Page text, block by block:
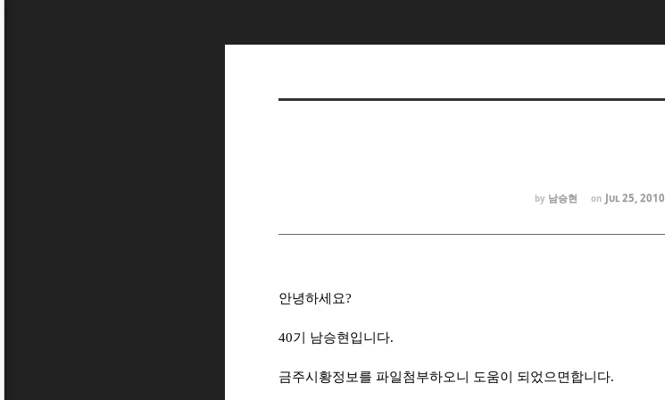
by 남승현 on Jul 25, 2010
안녕하세요?
40기 남승현입니다.
금주시황정보를 파일첨부하오니 도움이 되었으면합니다.